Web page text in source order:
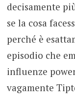
decisamente
se la cosa
perché è
episodio che
influenze
vagamente